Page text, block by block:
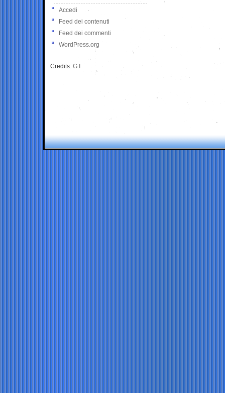
Accedi
Feed dei contenuti
Feed dei commenti
WordPress.org
Credits: G.I